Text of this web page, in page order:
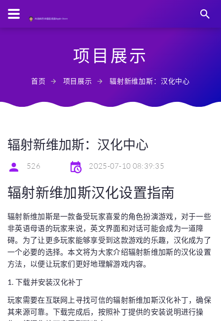
项目展示
首页 项目展示 辐射新维加斯：汉化中心
辐射新维加斯：汉化中心
526 2025-07-10 08:39:35
辐射新维加斯汉化设置指南
辐射新维加斯是一款备受玩家喜爱的角色扮演游戏，对于一些
非英语母语的玩家来说，英文界面和对话可能会成为一道障
碍。为了让更多玩家能够享受到这款游戏的乐趣，汉化成为了
一个必要的选择。本文将为大家介绍辐射新维加斯的汉化设置
方法，以便让玩家们更好地理解游戏内容。
1. 下载并安装汉化补丁
玩家需要在互联网上寻找可信的辐射新维加斯汉化补丁，确保
其来源可靠。下载完成后，按照补丁提供的安装说明进行操